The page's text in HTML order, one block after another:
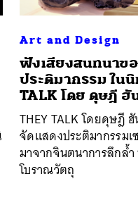
Art and Design
ฟังเสียงสนทนาข
ประติมากรรม ใน
TALK โดย ดุษฎี ฮั
THEY TALK โดยดุษฎี
จัดแสดงประติมากรรม
มาจากจินตนาการลึกล้
โบราณวัตถุ
SHARE